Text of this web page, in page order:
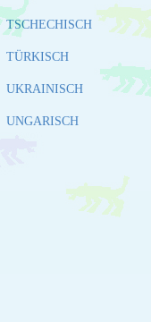
TSCHECHISCH
TÜRKISCH
UKRAINISCH
UNGARISCH